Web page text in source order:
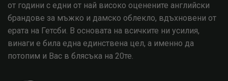
от години с едни от най високо оценените английски
брандове за мъжко и дамско облекло, вдъхновени от
ерата на Гетсби. В основата на всичките ни усилия,
винаги е била една единствена цел, а именно да
потопим и Вас в блясъка на 20те.